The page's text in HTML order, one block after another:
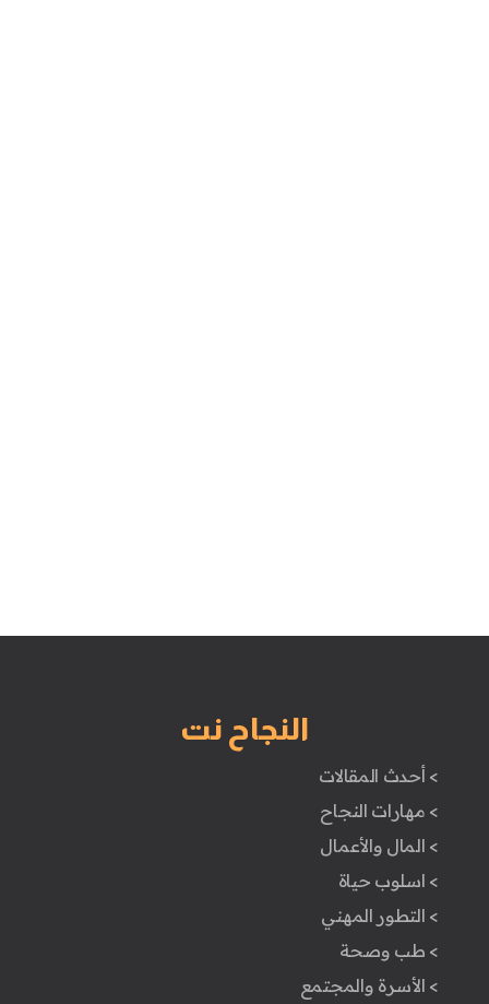
النجاح نت
> أحدث المقالات
> مهارات النجاح
> المال والأعمال
> اسلوب حياة
> التطور المهني
> طب وصحة
> الأسرة والمجتمع